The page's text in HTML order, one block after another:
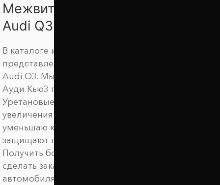
Межвитковые проставки для
Audi Q3
В каталоге интернет магазина Автопроставка
представлены амортизирующие подушки для
Audi Q3. Мы предлагаем купить автобаферы для
Ауди Кью3 по выгодной цене.
Уретановые баферы ТТС предназначены для
увеличения клиренса автомобиля, они
уменьшаю крен автомобиля в поворотах,
защищают подвеску от пробоев.
Получить более детальную информацию,
сделать заказ на межвитковые проставки для
автомобиля Audi Q3. можно онлайн или